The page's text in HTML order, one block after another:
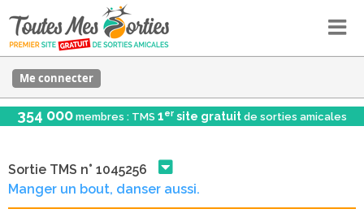
Me connecter
354 000 membres : TMS 1er site gratuit de sorties amicales
Sortie TMS n° 1045256
Manger un bout, danser aussi.